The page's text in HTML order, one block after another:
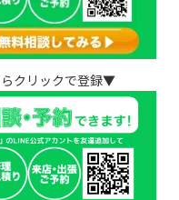
クリックで登録▼